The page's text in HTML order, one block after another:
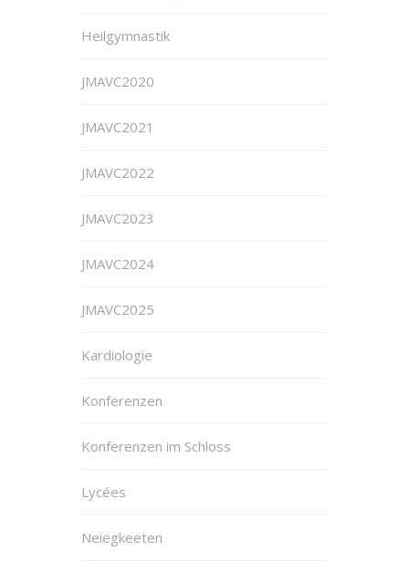
Heilgymnastik
JMAVC2020
JMAVC2021
JMAVC2022
JMAVC2023
JMAVC2024
JMAVC2025
Kardiologie
Konferenzen
Konferenzen im Schloss
Lycées
Neiegkeeten